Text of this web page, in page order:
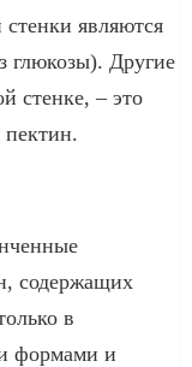
являются
глюкозы). Другие
стенке, – это
пектин.
содержащих
в
формами и